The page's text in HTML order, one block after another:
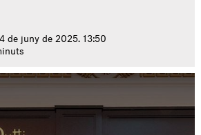
de juny de 2025. 13:50